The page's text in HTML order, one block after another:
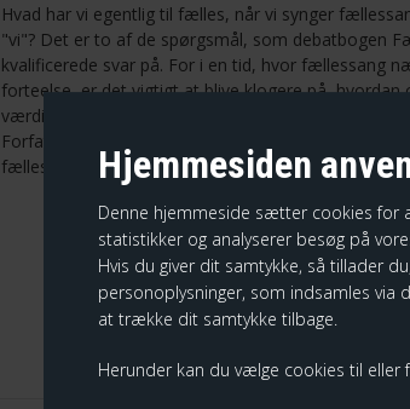
Hjemmesiden
Denne hjemmeside sætter cookies for
statistikker og analyserer besøg på
Hvis du giver dit samtykke, så tillader
personoplysninger, som indsamles via
at trække dit samtykke tilbage.
Herunder kan du vælge cookies til
Hvad har vi egentlig til fælles, når vi synger
"vi"? Det er to af de spørgsmål, som debatbogen
kvalificerede svar på. For i en tid, hvor fællessang
forteelse, er det vigtigt at blive klogere på,
værdifællesskaber.
Forfatterne bag er
fællessangsforsker.